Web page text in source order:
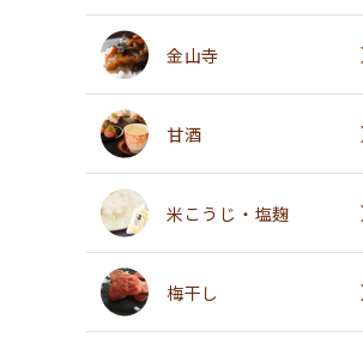
金山寺
甘酒
米こうじ・塩麹
梅干し